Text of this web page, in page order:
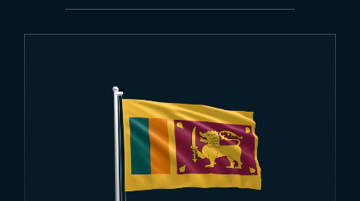
Drapeau du Sri Lanka
Type de tissu et
impression:
panier.